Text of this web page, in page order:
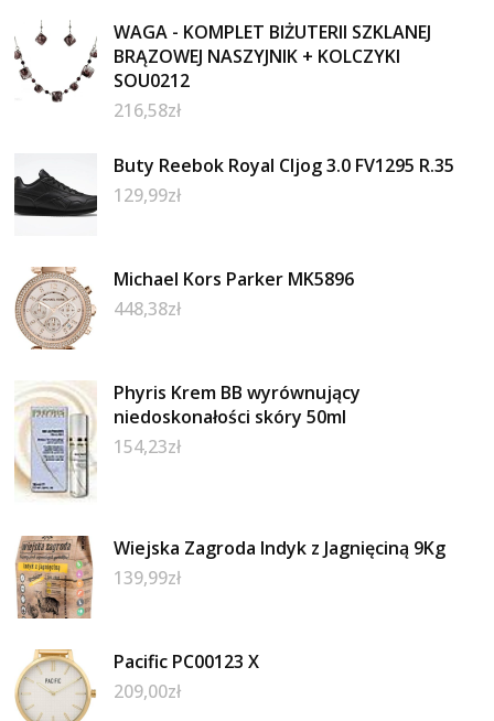
WAGA - KOMPLET BIŻUTERII SZKLANEJ
BRĄZOWEJ NASZYJNIK + KOLCZYKI
SOU0212
216,58zł
Buty Reebok Royal Cljog 3.0 FV1295 R.35
129,99zł
Michael Kors Parker MK5896
448,38zł
Phyris Krem BB wyrównujący
niedoskonałości skóry 50ml
154,23zł
Wiejska Zagroda Indyk z Jagnięciną 9Kg
139,99zł
Pacific PC00123 X
209,00zł